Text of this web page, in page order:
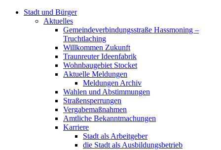
Stadt und Bürger
Aktuelles
Gemeindeverbindungsstraße Hassmoning –
Truchtlaching
Willkommen Zukunft
Traunreuter Ideenfabrik
Wohnbaugebiet Stocket
Aktuelle Meldungen
Meldungen Archiv
Wahlen und Abstimmungen
Straßensperrungen
Vergabemaßnahmen
Amtliche Bekanntmachungen
Karriere
Stadt als Arbeitgeber
die Stadt als Ausbildungsbetrieb